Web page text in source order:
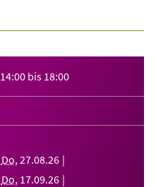
14:00 bis 18:00
Do, 27.08.26
Do, 17.09.26